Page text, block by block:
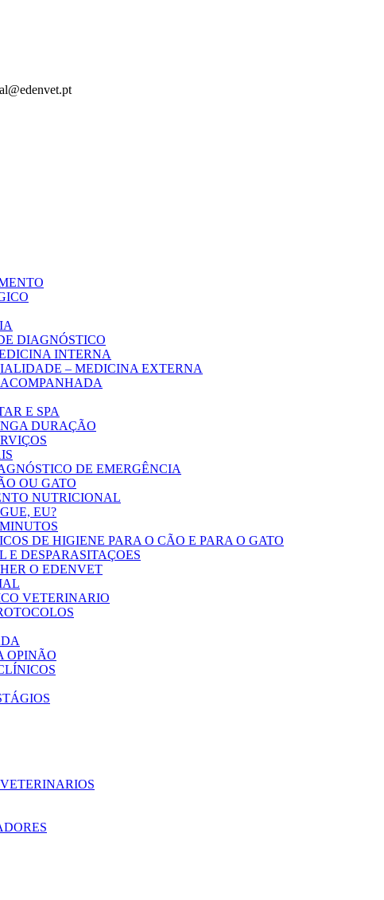
DIAGNÓSTICO
INTERNA
– MEDICINA EXTERNA
E SPA
DURAÇÃO
DE EMERGÊNCIA
OU GATO
NUTRICIONAL
EU?
DE HIGIENE PARA O CÃO E PARA O GATO
E DESPARASITAÇOES
O EDENVET
VETERINARIO
OPINÃO